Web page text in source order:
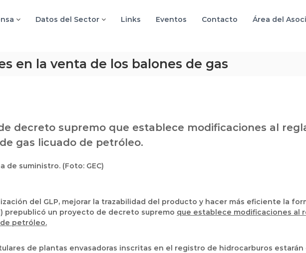
Datos del Sector Links Eventos Contacto Área del
en la venta de los balones de gas
decreto supremo que establece modificaciones al
gas licuado de petróleo.
de suministro. (Foto: GEC)
del GLP, mejorar la trazabilidad del producto y hacer más eficiente la
prepublicó un proyecto de decreto supremo que establece modificaciones al
petróleo.
de plantas envasadoras inscritas en el registro de hidrocarburos